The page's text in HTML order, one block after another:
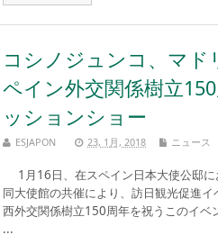
コシノジュンコ、マド
ペイン外交関係樹立
ッションショー
ESJAPON 23, 1月, 2018 ニュース
1月16日、在スペイン日本大使公邸に
同大使館の共催により、訪日観光促進
西外交関係樹立150周年を祝うこのイ
...